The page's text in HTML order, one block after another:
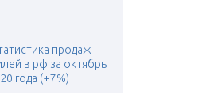
продаж
в рф за октябрь
года (+7%)